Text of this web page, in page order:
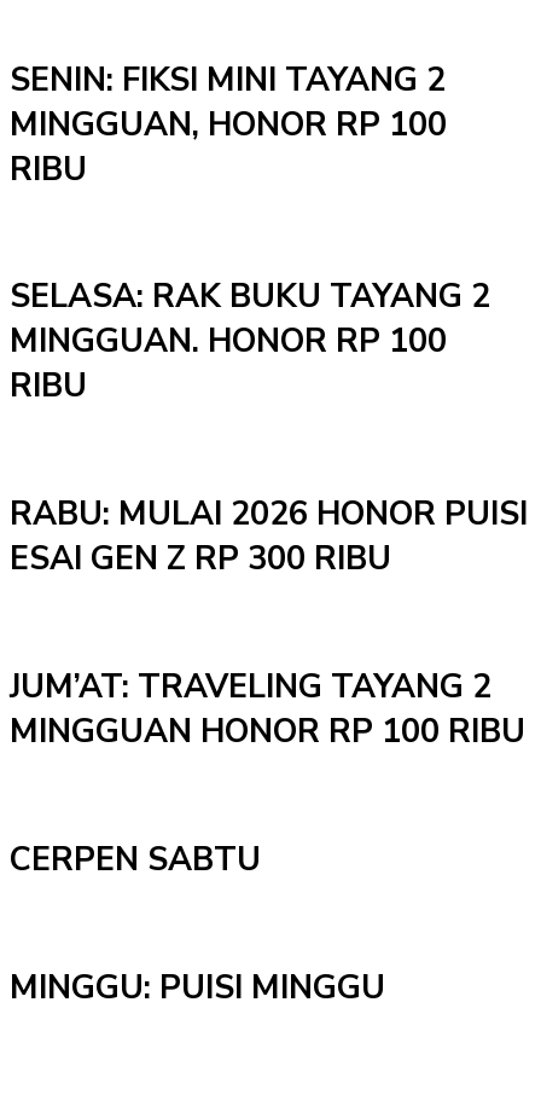
SENIN: FIKSI MINI TAYANG 2
MINGGUAN, HONOR RP 100
RIBU
SELASA: RAK BUKU TAYANG 2
MINGGUAN. HONOR RP 100
RIBU
RABU: MULAI 2026 HONOR PUISI
ESAI GEN Z RP 300 RIBU
JUM’AT: TRAVELING TAYANG 2
MINGGUAN HONOR RP 100 RIBU
CERPEN SABTU
MINGGU: PUISI MINGGU